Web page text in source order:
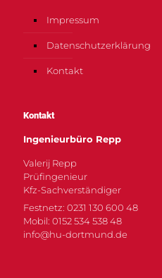
Impressum
Datenschutzerklärung
Kontakt
Kontakt
Ingenieurbüro Repp
Valerij Repp
Prüfingenieur
Kfz-Sachverständiger
Festnetz: 0231 130 600 48
Mobil: 0152 534 538 48
info@hu-dortmund.de